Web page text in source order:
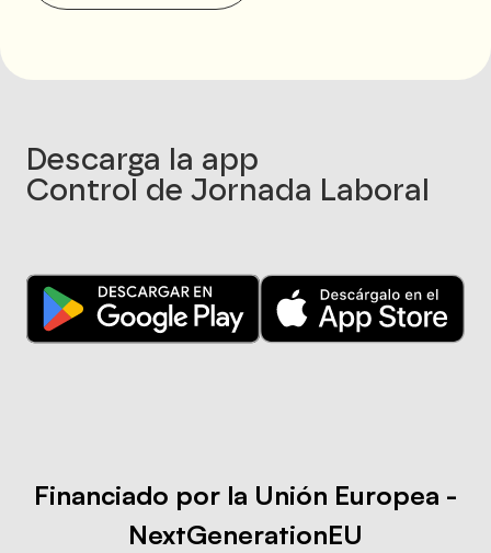
Descarga la app
Control de Jornada Laboral
Financiado por la Unión Europea -
NextGenerationEU